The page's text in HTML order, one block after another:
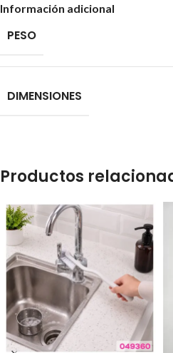
Información adicional
PESO
DIMENSIONES
Productos